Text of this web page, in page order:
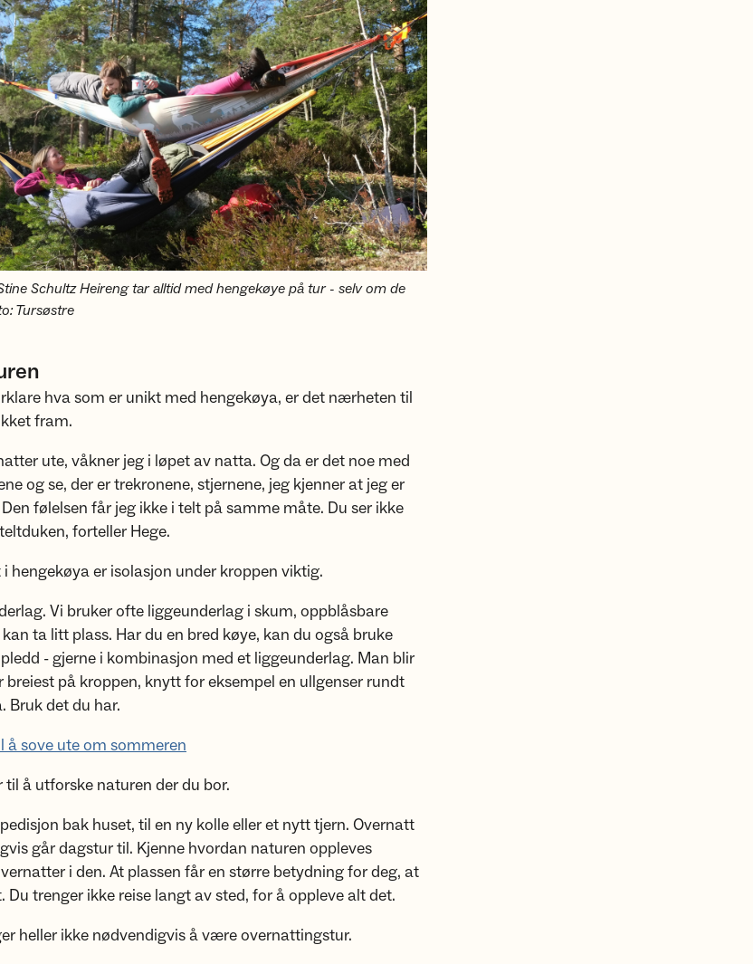
Schultz Heireng tar alltid med hengekøye på tur - selv om de
Tursøstre
hva som er unikt med hengekøya, er det nærheten til
fram.
ute, våkner jeg i løpet av natta. Og da er det noe med
og se, der er trekronene, stjernene, jeg kjenner at jeg er
følelsen får jeg ikke i telt på samme måte. Du ser ikke
forteller Hege.
hengekøya er isolasjon under kroppen viktig.
Vi bruker ofte liggeunderlag i skum, oppblåsbare
ta litt plass. Har du en bred køye, kan du også bruke
- gjerne i kombinasjon med et liggeunderlag. Man blir
breiest på kroppen, knytt for eksempel en ullgenser rundt
Bruk det du har.
å sove ute om sommeren
å utforske naturen der du bor.
bak huset, til en ny kolle eller et nytt tjern. Overnatt
går dagstur til. Kjenne hvordan naturen oppleves
i den. At plassen får en større betydning for deg, at
Du trenger ikke reise langt av sted, for å oppleve alt det.
heller ikke nødvendigvis å være overnattingstur.